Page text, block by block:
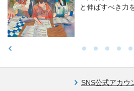
と伸ばすべき力
SNS公式アカウ